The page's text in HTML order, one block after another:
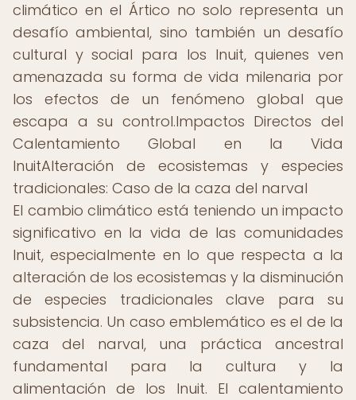
climático en el Ártico no solo representa un
desafío ambiental, sino también un desafío
cultural y social para los Inuit, quienes ven
amenazada su forma de vida milenaria por
los efectos de un fenómeno global que
escapa a su control.Impactos Directos del
Calentamiento Global en la Vida
InuitAlteración de ecosistemas y especies
tradicionales: Caso de la caza del narval
El cambio climático está teniendo un impacto
significativo en la vida de las comunidades
Inuit, especialmente en lo que respecta a la
alteración de los ecosistemas y la disminución
de especies tradicionales clave para su
subsistencia. Un caso emblemático es el de la
caza del narval, una práctica ancestral
fundamental para la cultura y la
alimentación de los Inuit. El calentamiento